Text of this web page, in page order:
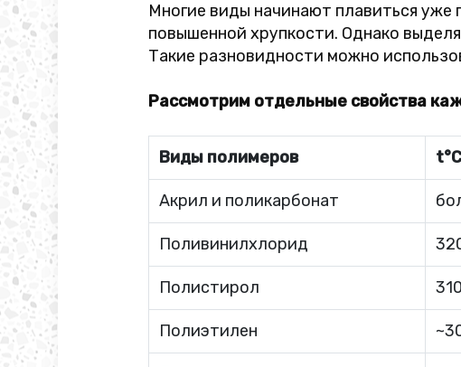
Многие виды начинают плавиться уже
повышенной хрупкости. Однако
Такие разновидности можно
Рассмотрим отдельные свойства
Виды полимеров
Акрил и поликарбонат
Поливинилхлорид
Полистирол
Полиэтилен